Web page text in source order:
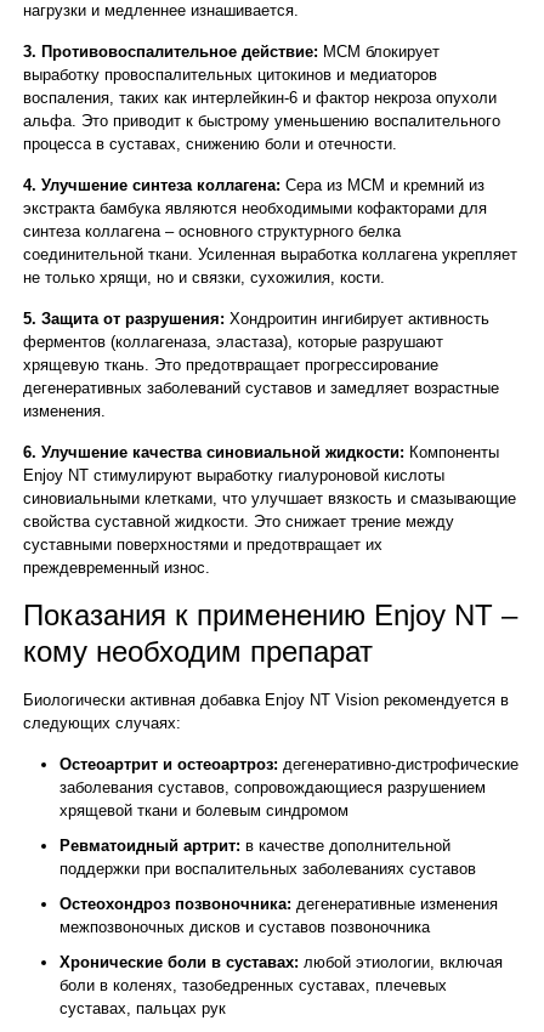
нагрузки и медленнее изнашивается.
3. Противовоспалительное действие: МСМ блокирует
выработку провоспалительных цитокинов и медиаторов
воспаления, таких как интерлейкин-6 и фактор некроза опухоли
альфа. Это приводит к быстрому уменьшению воспалительного
процесса в суставах, снижению боли и отечности.
4. Улучшение синтеза коллагена: Сера из МСМ и кремний из
экстракта бамбука являются необходимыми кофакторами для
синтеза коллагена – основного структурного белка
соединительной ткани. Усиленная выработка коллагена укрепляет
не только хрящи, но и связки, сухожилия, кости.
5. Защита от разрушения: Хондроитин ингибирует активность
ферментов (коллагеназа, эластаза), которые разрушают
хрящевую ткань. Это предотвращает прогрессирование
дегенеративных заболеваний суставов и замедляет возрастные
изменения.
6. Улучшение качества синовиальной жидкости: Компоненты
Enjoy NT стимулируют выработку гиалуроновой кислоты
синовиальными клетками, что улучшает вязкость и смазывающие
свойства суставной жидкости. Это снижает трение между
суставными поверхностями и предотвращает их
преждевременный износ.
Показания к применению Enjoy NT –
кому необходим препарат
Биологически активная добавка Enjoy NT Vision рекомендуется в
следующих случаях:
Остеоартрит и остеоартроз: дегенеративно-дистрофические
заболевания суставов, сопровождающиеся разрушением
хрящевой ткани и болевым синдромом
Ревматоидный артрит: в качестве дополнительной
поддержки при воспалительных заболеваниях суставов
Остеохондроз позвоночника: дегенеративные изменения
межпозвоночных дисков и суставов позвоночника
Хронические боли в суставах: любой этиологии, включая
боли в коленях, тазобедренных суставах, плечевых
суставах, пальцах рук